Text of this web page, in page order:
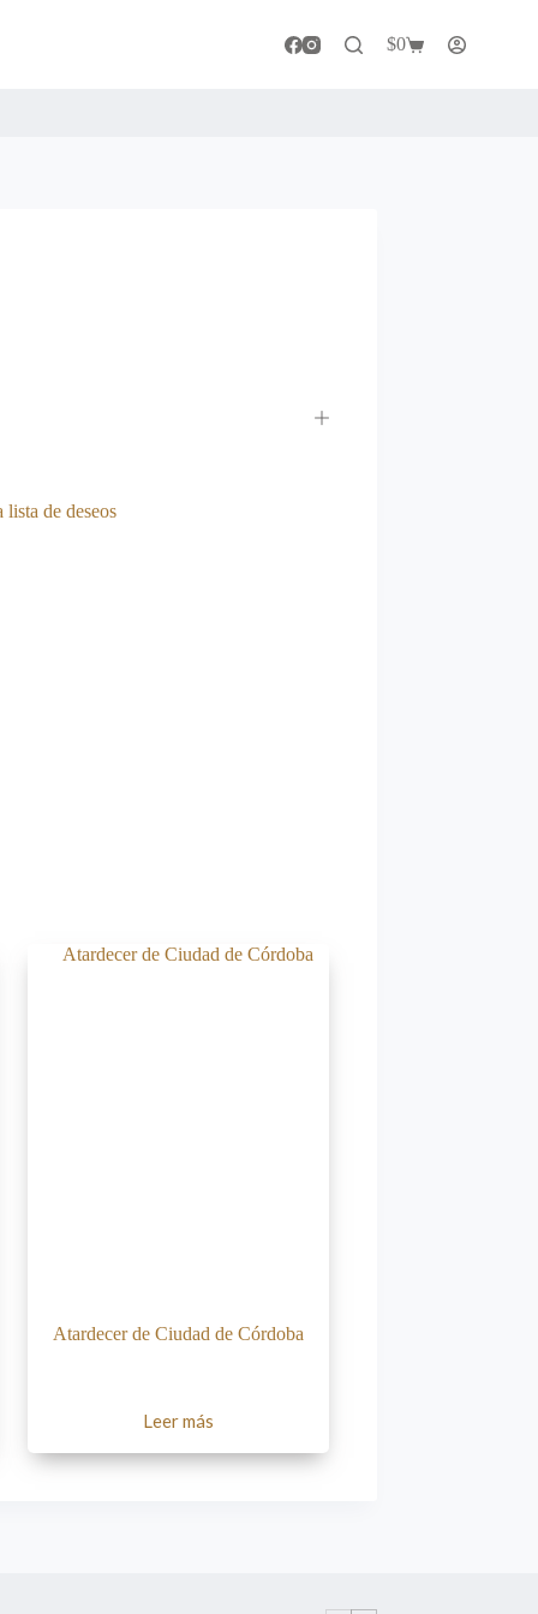
Carro
$0
lista de deseos
Atardecer de Ciudad de Córdoba
Leer más